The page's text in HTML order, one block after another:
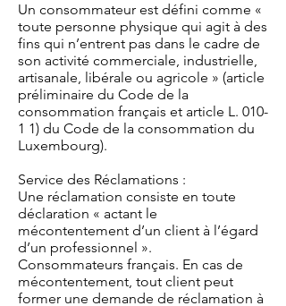
Un consommateur est défini comme «
toute personne physique qui agit à des
fins qui n’entrent pas dans le cadre de
son activité commerciale, industrielle,
artisanale, libérale ou agricole » (article
préliminaire du Code de la
consommation français et article L. 010-
1 1) du Code de la consommation du
Luxembourg).
Service des Réclamations :
Une réclamation consiste en toute
déclaration « actant le
mécontentement d’un client à l’égard
d’un professionnel ».
Consommateurs français. En cas de
mécontentement, tout client peut
former une demande de réclamation à